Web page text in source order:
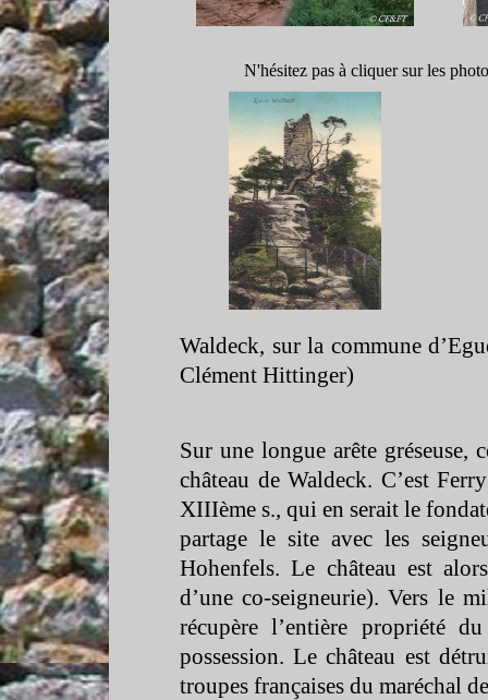
N'hésitez pas à cliquer sur les
Waldeck, sur la commune
Clément Hittinger)
Sur une longue arête gréseuse,
château de Waldeck. C’est
XIIIème s., qui en serait le
partage le site avec les
Hohenfels. Le château est
d’une co-seigneurie). Vers le
récupère l’entière propriété
possession. Le château est
troupes françaises du maréchal